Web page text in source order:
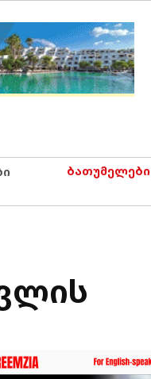
ბათუმელები